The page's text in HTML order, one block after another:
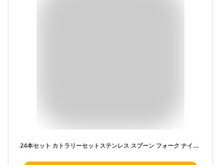
24本セット カトラリーセットステンレス スプーン フォーク ナイフ カトラリーセット食器 セット北欧 高級 クチポール風 オシャレ 衛生 耐久性 光沢感 西洋食器セット レストラン用 家庭用 食洗機対応 食器小物 カトラリー ディナーセット キッチン用品 クリスマス 結婚祝い プレゼント ギフト (ブラック)